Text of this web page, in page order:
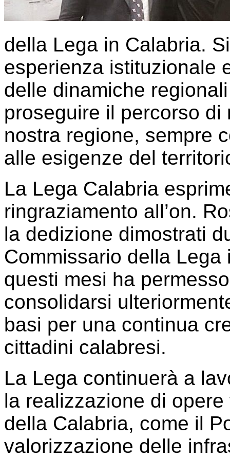
della Lega in Calabria.
esperienza istituzionale
delle dinamiche
proseguire il percorso
nostra regione, sempre
alle esigenze del
La Lega Calabria
ringraziamento all’on.
la dedizione dimostrati
Commissario della
questi mesi ha
consolidarsi
basi per una continua
cittadini calabresi.
La Lega continuerà a
la realizzazione di
della Calabria, come il
valorizzazione delle